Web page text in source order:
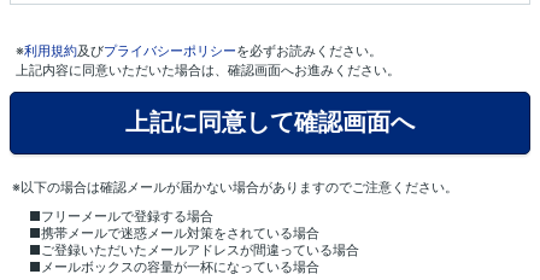
※利用規約及びプライバシーポリシーを必ずお読みください。
上記内容に同意いただいた場合は、確認画面へお進みください。
※以下の場合は確認メールが届かない場合がありますのでご注意ください。
■フリーメールで登録する場合
■携帯メールで迷惑メール対策をされている場合
■ご登録いただいたメールアドレスが間違っている場合
■メールボックスの容量が一杯になっている場合